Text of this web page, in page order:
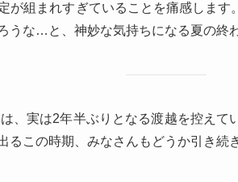
が組まれすぎていることを痛感しま
うな…と、神妙な気持ちになる夏の終
、実は2年半ぶりとなる渡越を控えて
るこの時期、みなさんもどうか引き続